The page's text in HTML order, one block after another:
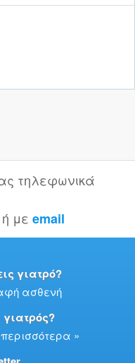
τηλεφωνικά
ή με email
γιατρό?
ασθενή
γιατρός?
»